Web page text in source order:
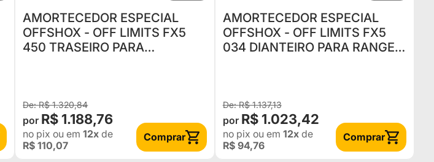
AMORTECEDOR ESPECIAL
OFFSHOX - OFF LIMITS FX5
450 TRASEIRO PARA
R$ 1.320,84
R$ 1.188,76
no pix ou em12x de
R$ 110,07
Comprar
AMORTECEDOR ESPECIAL
OFFSHOX - OFF LIMITS FX5
034 DIANTEIRO PARA RANGER
R$ 1.137,13
R$ 1.023,42
no pix ou em 12xde
R$ 94,76
Comprar